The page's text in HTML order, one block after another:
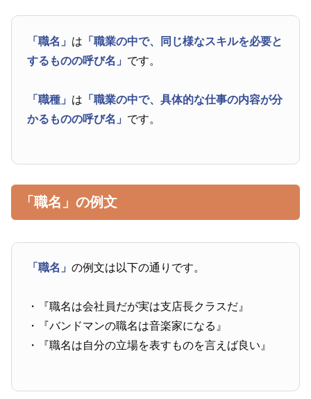
「職名」 は 「職業の中で、同じ様なスキルを必要と
するものの呼び名」 です。
「職種」 は 「職業の中で、具体的な仕事の内容が分
かるものの呼び名」 です。
「職名」の例文
「職名」の例文は以下の通りです。
・『職名は会社員だが実は支店長クラスだ』
・『バンドマンの職名は音楽家になる』
・『職名は自分の立場を表すものを言えば良い』